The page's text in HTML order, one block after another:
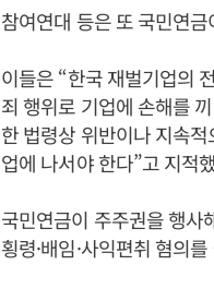
참여연대 등은 또 국민연
이들은 “한국 재벌기업의
죄 행위로 기업에 손해를
한 법령상 위반이나 지속
업에 나서야 한다”고 지적
국민연금이 주주권을 행사
횡령·배임·사익편취 혐의